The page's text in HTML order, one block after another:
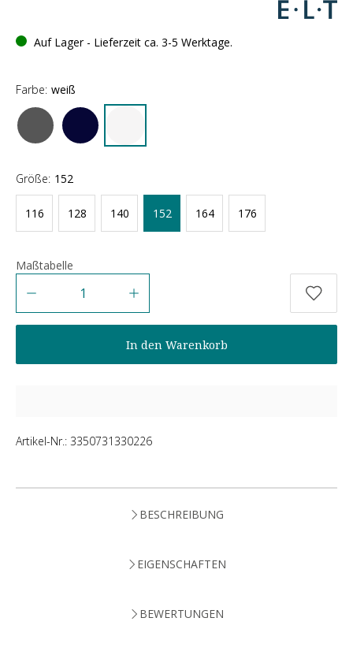
Auf Lager - Lieferzeit ca. 3-5 Werktage.
Farbe: weiß
Größe: 152
116 128 140 152 164 176
Maßtabelle
In den Warenkorb
Artikel-Nr.: 3350731330226
BESCHREIBUNG
EIGENSCHAFTEN
BEWERTUNGEN